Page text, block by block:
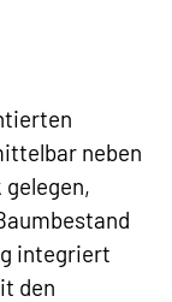
neben
integriert
den